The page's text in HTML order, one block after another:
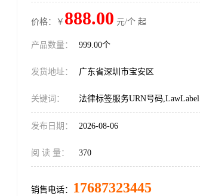
价格：￥ 888.00 元/个 起
产品数量： 999.00个
发货地址： 广东省深圳市宝安区
关键词： 法律标签服务URN号码,LawLabel
发布日期： 2026-08-06
阅 读 量： 370
销售电话： 17687323445